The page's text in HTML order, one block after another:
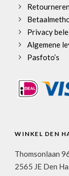
Retourneren
Privacy
Algemene
Pasfoto’s
WINKEL DEN
Thomsonlaan
2565 JE Den